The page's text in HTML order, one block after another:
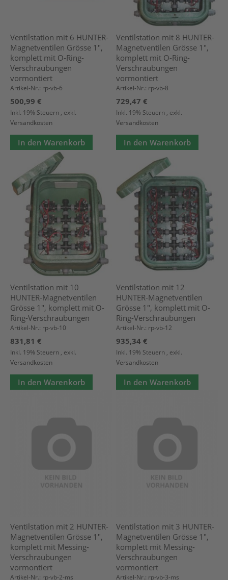
Ventilstation mit 6 HUNTER-
Magnetventilen Grösse 1",
komplett mit O-Ring-
Verschraubungen
vormontiert
Artikel-Nr.: rp-vb-6
500,99 €
Inkl. 19% Steuern , exkl.
Versandkosten
In den Warenkorb
Ventilstation mit 8 HUNTER-
Magnetventilen Grösse 1",
komplett mit O-Ring-
Verschraubungen
vormontiert
Artikel-Nr.: rp-vb-8
729,47 €
Inkl. 19% Steuern , exkl.
Versandkosten
In den Warenkorb
Ventilstation mit 10
HUNTER-Magnetventilen
Grösse 1", komplett mit O-
Ring-Verschraubungen
Artikel-Nr.: rp-vb-10
831,81 €
Inkl. 19% Steuern , exkl.
Versandkosten
In den Warenkorb
Ventilstation mit 12
HUNTER-Magnetventilen
Grösse 1", komplett mit O-
Ring-Verschraubungen
Artikel-Nr.: rp-vb-12
935,34 €
Inkl. 19% Steuern , exkl.
Versandkosten
In den Warenkorb
Ventilstation mit 2 HUNTER-
Magnetventilen Grösse 1",
komplett mit Messing-
Verschraubungen
vormontiert
Artikel-Nr.: rp-vb-2-ms
Ventilstation mit 3 HUNTER-
Magnetventilen Grösse 1",
komplett mit Messing-
Verschraubungen
vormontiert
Artikel-Nr.: rp-vb-3-ms